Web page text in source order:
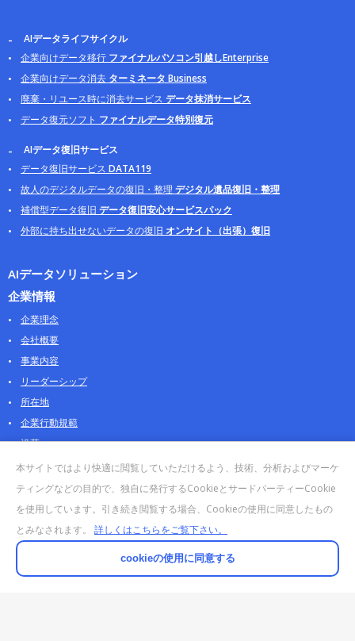
AIデータライフサイクル
企業向けデータ移行 ファイナルパソコン引越しEnterprise
企業向けデータ消去 ターミネータ Business
廃棄・リユース時に消去サービス データ抹消サービス
データ復元ソフト ファイナルデータ特別復元
AIデータ復旧サービス
データ復旧サービス DATA119
故人のデジタルデータの復旧・整理 デジタル遺品復旧・整理
補償型データ復旧 データ復旧安心サービスパック
外部に持ち出せないデータの復旧 オンサイト（出張）復旧
AIデータソリューション
企業情報
企業理念
会社概要
事業内容
リーダーシップ
所在地
企業行動規範
沿革
採用情報
パートナー
お問合せ・販売
法人お問合せについて
AOSストア
本サイトではより快適に閲覧していただけるよう、技術、分析およびマーケ
ティングなどの目的で、独自に発行するCookieとサードパーティーCookie
を使用しています。引き続き閲覧する場合、Cookieの使用に同意したもの
とみなされます。 詳しくはこちらをご覧下さい。
cookieの使用に同意する